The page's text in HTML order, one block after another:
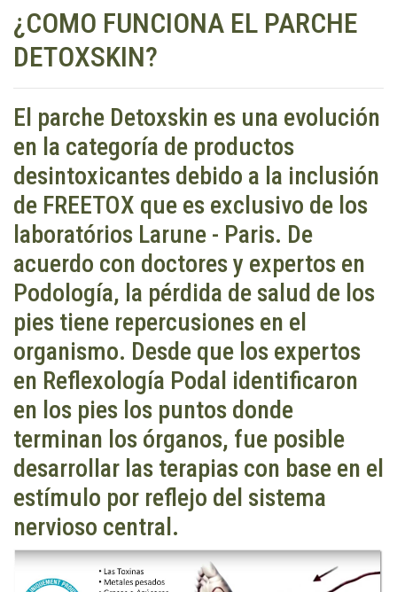
¿COMO FUNCIONA EL PARCHE
DETOXSKIN?
El parche Detoxskin es una evolución
en la categoría de productos
desintoxicantes debido a la inclusión
de FREETOX que es exclusivo de los
laboratórios Larune - Paris. De
acuerdo con doctores y expertos en
Podología, la pérdida de salud de los
pies tiene repercusiones en el
organismo. Desde que los expertos
en Reflexología Podal identificaron
en los pies los puntos donde
terminan los órganos, fue posible
desarrollar las terapias con base en el
estímulo por reflejo del sistema
nervioso central.